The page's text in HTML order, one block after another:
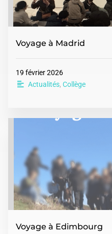
Voyage à Madrid
19 février 2026
Actualités, Collège
Voyage à Edimbourg